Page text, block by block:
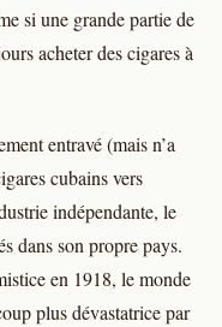
si une grande partie de
acheter des cigares à
entravé (mais n’a
cubains vers
indépendante, le
dans son propre pays.
en 1918, le monde
plus dévastatrice par